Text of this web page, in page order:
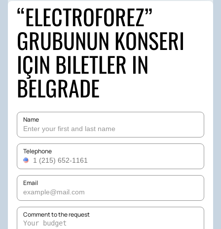
“ELECTROFOREZ”
GRUBUNUN KONSERI
IÇIN BILETLER IN
BELGRADE
Name
Telephone
Email
Comment to the request